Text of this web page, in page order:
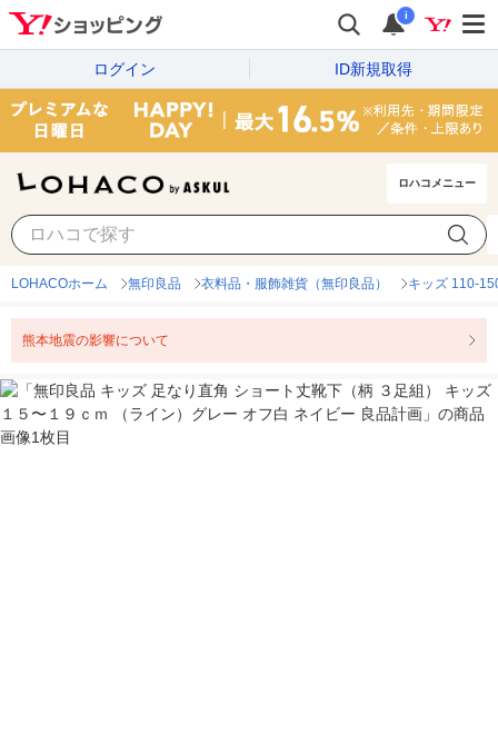
i
ログイン ID新規取得
ロハコメニュー
LOHACOホーム 無印良品 衣料品・服飾雑貨（無印良品） キッズ 110-
熊本地震の影響について